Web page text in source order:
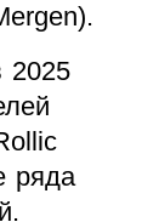
2025
ряда